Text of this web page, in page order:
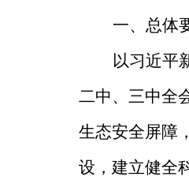
一、总体
以习近平
二中、三中全
生态安全屏障
设，建立健全